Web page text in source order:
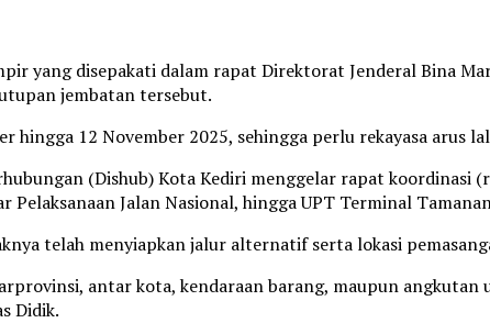
yang disepakati dalam rapat Direktorat Jenderal Bina
jembatan tersebut.
12 November 2025, sehingga perlu rekayasa arus
(Dishub) Kota Kediri menggelar rapat koordinasi
Pelaksanaan Jalan Nasional, hingga UPT Terminal
telah menyiapkan jalur alternatif serta lokasi
antar kota, kendaraan barang, maupun angkutan
Didik.